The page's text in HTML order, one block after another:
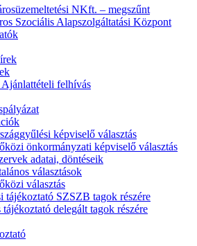
NKft. – megszűnt
Szociális Alapszolgáltatási Központ
Ajánlattételi felhívás
képviselő választás
önkormányzati képviselő választás
adatai, döntéseik
választások
választás
tájékoztató SZSZB tagok részére
tájékoztató delegált tagok részére